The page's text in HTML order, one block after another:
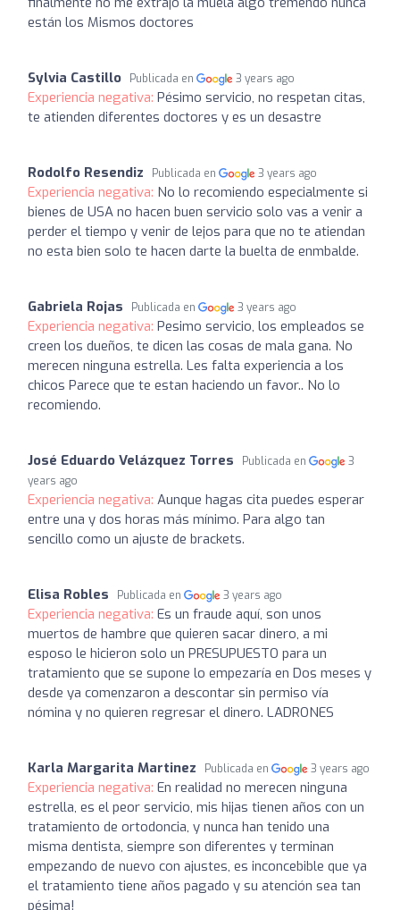
están los Mismos doctores
Sylvia Castillo Publicada en 3 years ago
Experiencia negativa: Pésimo servicio, no respetan citas,
te atienden diferentes doctores y es un desastre
Rodolfo Resendiz Publicada en 3 years ago
Experiencia negativa: No lo recomiendo especialmente si
bienes de USA no hacen buen servicio solo vas a venir a
perder el tiempo y venir de lejos para que no te atiendan
no esta bien solo te hacen darte la buelta de enmbalde.
Gabriela Rojas Publicada en 3 years ago
Experiencia negativa: Pesimo servicio, los empleados se
creen los dueños, te dicen las cosas de mala gana. No
merecen ninguna estrella. Les falta experiencia a los
chicos Parece que te estan haciendo un favor.. No lo
recomiendo.
José Eduardo Velázquez Torres Publicada en
3
years ago
Experiencia negativa: Aunque hagas cita puedes esperar
entre una y dos horas más mínimo. Para algo tan
sencillo como un ajuste de brackets.
Elisa Robles Publicada en 3 years ago
Experiencia negativa: Es un fraude aquí, son unos
muertos de hambre que quieren sacar dinero, a mi
esposo le hicieron solo un PRESUPUESTO para un
tratamiento que se supone lo empezaría en Dos meses y
desde ya comenzaron a descontar sin permiso vía
nómina y no quieren regresar el dinero. LADRONES
Karla Margarita Martinez Publicada en 3 years ago
Experiencia negativa: En realidad no merecen ninguna
estrella, es el peor servicio, mis hijas tienen años con un
tratamiento de ortodoncia, y nunca han tenido una
misma dentista, siempre son diferentes y terminan
empezando de nuevo con ajustes, es inconcebible que ya
el tratamiento tiene años pagado y su atención sea tan
pésima!